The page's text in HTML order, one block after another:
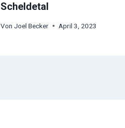
Scheldetal
Von Joel Becker April 3, 2023